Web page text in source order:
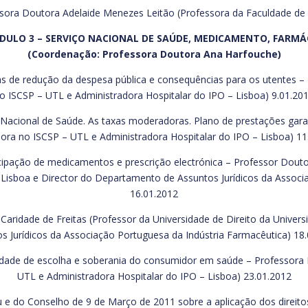
Doutora Adelaide Menezes Leitão (Professora da Faculdade
3 – SERVIÇO NACIONAL DE SAÚDE, MEDICAMENTO,
(Coordenação: Professora Doutora Ana Harfouche)
de redução da despesa pública e consequências para os utentes
ISCSP – UTL e Administradora Hospitalar do IPO – Lisboa)
de Saúde. As taxas moderadoras. Plano de prestações
no ISCSP – UTL e Administradora Hospitalar do IPO – Lisboa)
de medicamentos e prescrição electrónica – Professor
e Director do Departamento de Assuntos Jurídicos da
16.01.2012
de Freitas (Professor da Universidade de Direito da
Jurídicos da Associação Portuguesa da Indústria Farmacêutica)
de escolha e soberania do consumidor em saúde –
UTL e Administradora Hospitalar do IPO – Lisboa) 23.01.2012
do Conselho de 9 de Março de 2011 sobre a aplicação dos